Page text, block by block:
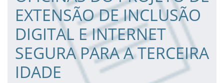
EXTENSÃO DE INCLUSÃO
DIGITAL E INTERNET
SEGURA PARA A TERCEIRA
IDADE